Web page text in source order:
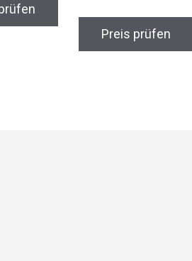
Preis prüfen